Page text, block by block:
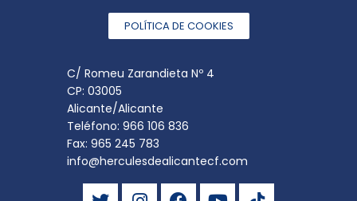
POLÍTICA DE COOKIES
C/ Romeu Zarandieta Nº 4
CP: 03005
Alicante/Alicante
Teléfono: 966 106 836
Fax: 965 245 783
info@herculesdealicantecf.com